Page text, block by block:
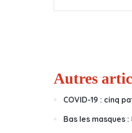
Autres
COVID-19 : cinq
Bas les masques